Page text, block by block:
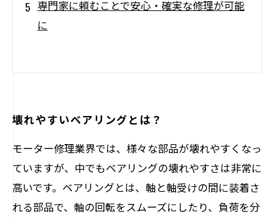
専門家に頼むことで安心・確実な修理が可能
に
壊れやすいベアリングとは？
モーター修理業界では、様々な部品が壊れやすくなっ
ていますが、中でもベアリングの壊れやすさは非常に
高いです。ベアリングとは、軸と軸受けの間に装着さ
れる部品で、軸の回転をスムーズにしたり、負荷を分